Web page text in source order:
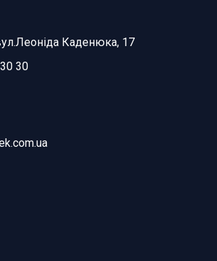
Каденюка, 17
30